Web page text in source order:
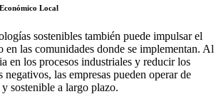
Local
sostenibles también puede impulsar el
en las comunidades donde se implementan. Al
en los procesos industriales y reducir los
negativos, las empresas pueden operar de
sostenible a largo plazo.